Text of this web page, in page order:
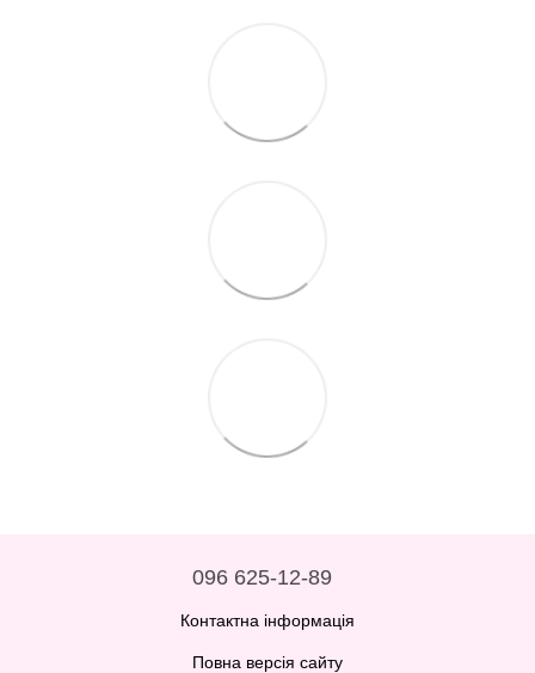
096 625-12-89
Контактна інформація
Повна версія сайту